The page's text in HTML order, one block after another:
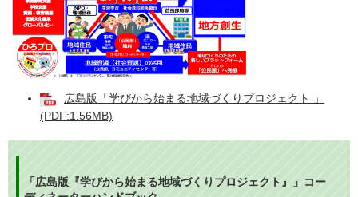
広島版「学びから始まる地域づくりプロジェクト 」
(PDF:1.56MB)
「広島版『学びから始まる地域づくりプロジェクト』」コー